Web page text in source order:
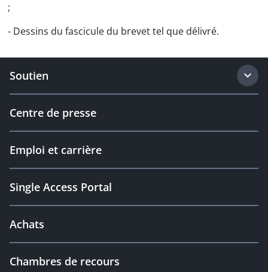
;
- Dessins du fascicule du brevet tel que délivré.
Soutien
Centre de presse
Emploi et carrière
Single Access Portal
Achats
Chambres de recours